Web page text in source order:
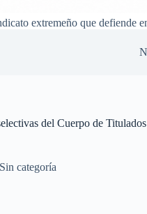
extremeño que defiende
del Cuerpo de
Sin categoría